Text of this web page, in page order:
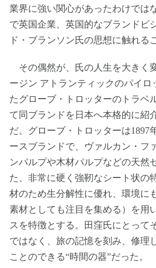
業界に強い関心があったわけでは
で英国企業、英国的なブランドビ
ド・ブランソン氏の思想に触れる
その偶然が、氏の人生を大きく
ージン アトランティックのパイロ
たグローブ・トロッターのトラベ
て同ブランドを日本へ本格的に紹
だ。グローブ・トロッターは1897
ースブランドで、ヴァルカン・フ
ンパルプや木材パルプなどの天然
た、非常に硬く強靭なシート状の
材のため生分解性に優れ、環境に
素材としても注目を集める）を用
スを特徴とする。田窪氏にとって
ではなく、旅の記憶を刻み、修理
ことのできる“時間の器”だった。